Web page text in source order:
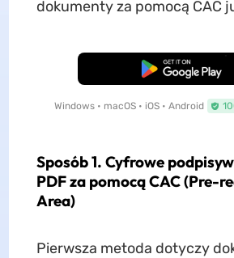
dokumenty za pomocą CAC
Pobierz za darmo
Windows • macOS • iOS • Android
Sposób 1. Cyfrowe
PDF za pomocą CAC (Pre-
Area)
Pierwsza metoda dotyczy